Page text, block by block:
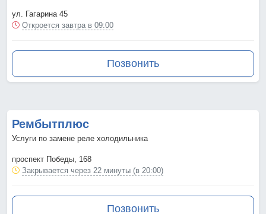
ул. Гагарина 45
Откроется завтра в 09:00
Позвонить
Рембытплюс
Услуги по замене реле холодильника
проспект Победы, 168
Закрывается через 22 минуты (в 20:00)
Позвонить